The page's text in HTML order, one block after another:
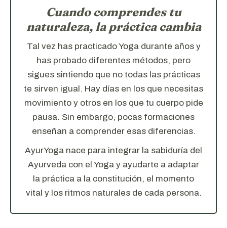
Cuando comprendes tu
naturaleza, la práctica cambia
Tal vez has practicado Yoga durante años y
has probado diferentes métodos, pero
sigues sintiendo que no todas las prácticas
te sirven igual. Hay días en los que necesitas
movimiento y otros en los que tu cuerpo pide
pausa. Sin embargo, pocas formaciones
enseñan a comprender esas diferencias.
AyurYoga nace para integrar la sabiduría del
Ayurveda con el Yoga y ayudarte a adaptar
la práctica a la constitución, el momento
vital y los ritmos naturales de cada persona.